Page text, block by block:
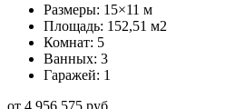
Размеры: 15×11 м
Площадь: 152,51 м2
Комнат: 5
Ванных: 3
Гаражей: 1
от 4.956.575 руб.